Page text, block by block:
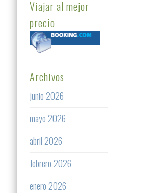
Viajar al mejor
precio
Archivos
junio 2026
mayo 2026
abril 2026
febrero 2026
enero 2026